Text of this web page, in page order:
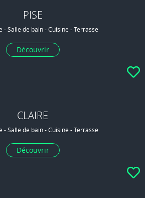
PISE
- Salle de bain - Cuisine - Terrasse
Découvrir
CLAIRE
- Salle de bain - Cuisine - Terrasse
Découvrir